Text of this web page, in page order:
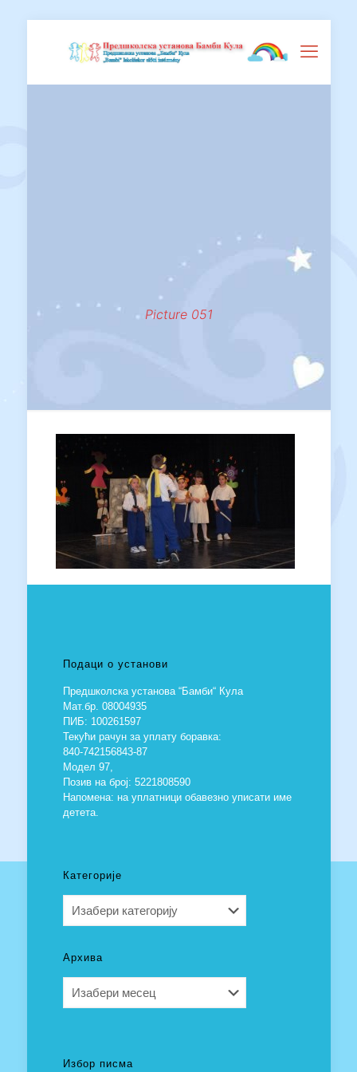
Picture 051
Подаци о установи
Предшколска установа “Бамби“ Кула
Мат.бр. 08004935
ПИБ: 100261597
Текући рачун за уплату боравка:
840-742156843-87
Модел 97,
Позив на број: 5221808590
Напомена: на уплатници обавезно уписати име
детета.
Категорије
Архива
Избор писма